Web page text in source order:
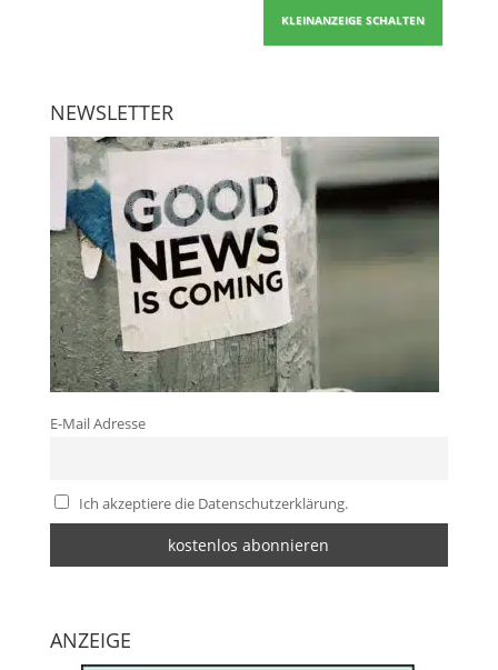
KLEINANZEIGE SCHALTEN
NEWSLETTER
E-Mail Adresse
Ich akzeptiere die Datenschutzerklärung.
ANZEIGE